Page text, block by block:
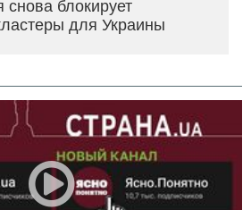
блокирует
для Украины